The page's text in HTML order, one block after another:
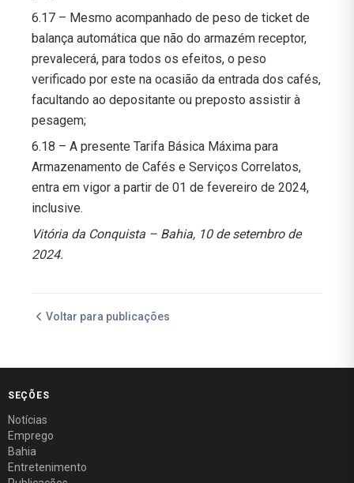
6.17 – Mesmo acompanhado de peso de ticket de
balança automática que não do armazém receptor,
prevalecerá, para todos os efeitos, o peso
verificado por este na ocasião da entrada dos cafés,
facultando ao depositante ou preposto assistir à
pesagem;
6.18 – A presente Tarifa Básica Máxima para
Armazenamento de Cafés e Serviços Correlatos,
entra em vigor a partir de 01 de fevereiro de 2024,
inclusive.
Vitória da Conquista – Bahia, 10 de setembro de
2024.
Voltar para publicações
SEÇÕES
Notícias
Emprego
Bahia
Entretenimento